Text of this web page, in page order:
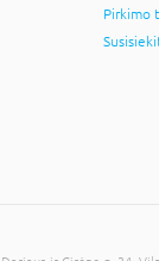
Pirkimo